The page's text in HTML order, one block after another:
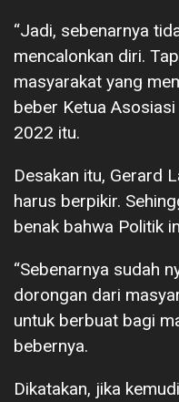
“Jadi, sebenarnya
mencalonkan diri.
masyarakat yang
beber Ketua
2022 itu.
Desakan itu, Gerard
harus berpikir.
benak bahwa Politik
“Sebenarnya sudah
dorongan dari
untuk berbuat bagi
bebernya.
Dikatakan, jika